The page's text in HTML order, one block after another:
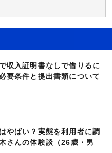
収入証明書なしで借りるに
要条件と提出書類について
やばい？実態を利用者に調
さんの体験談（26歳・男